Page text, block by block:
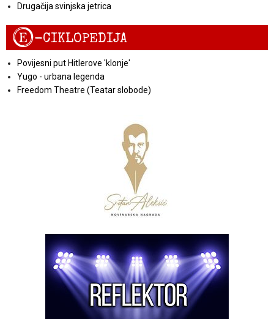
Drugačija svinjska jetrica
E-CIKLOPEDIJA
Povijesni put Hitlerove 'klonje'
Yugo - urbana legenda
Freedom Theatre (Teatar slobode)